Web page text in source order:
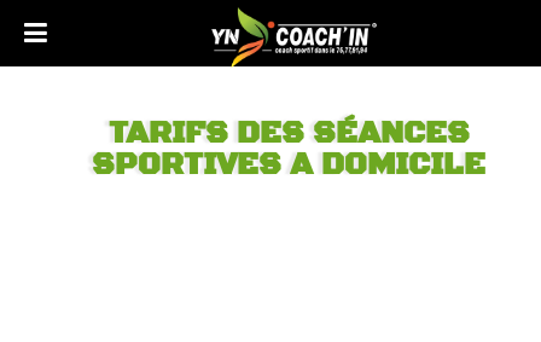
TARIFS DES SÉANCES
SPORTIVES A DOMICILE